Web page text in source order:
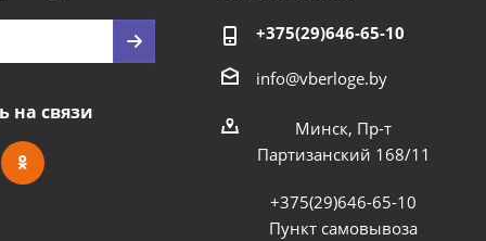
на связи
+375(29)646-65-10
info@vberloge.by
Минск, Пр-т
Партизанский 168/11
+375(29)646-65-10
Пункт самовывоза